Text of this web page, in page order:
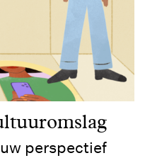
perspectief